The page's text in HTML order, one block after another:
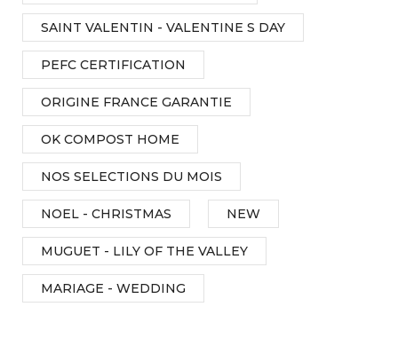
SAINT VALENTIN - VALENTINE S DAY
PEFC CERTIFICATION
ORIGINE FRANCE GARANTIE
OK COMPOST HOME
NOS SELECTIONS DU MOIS
NOEL - CHRISTMAS NEW
MUGUET - LILY OF THE VALLEY
MARIAGE - WEDDING